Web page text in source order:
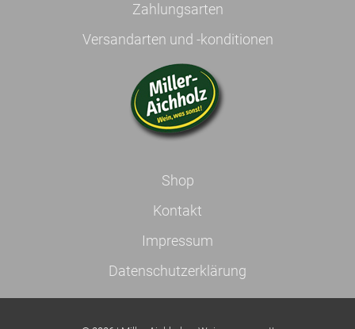
Zahlungsarten
Versandarten und -konditionen
Shop
Kontakt
Impressum
Datenschutzerklärung